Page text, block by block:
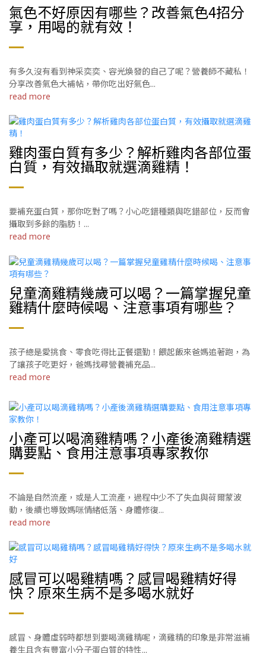
氣色不好原因有哪些？改善氣色4招分
享，用喝的就有效！
有多久沒有看到神采奕奕、容光煥發的自己了呢？營養師不藏私！
分享改善氣色大補帖，帶你吃出好氣色...
read more
雞肉蛋白質有多少？解析雞肉各部位蛋
白質，有效攝取就選滴雞精！
要補充蛋白質，那你吃對了嗎？小心吃錯種類與吃錯部位，反而會
攝取到多餘的脂肪！...
read more
兒童滴雞精幾歲可以喝？一篇掌握兒童
雞精什麼時候喝、注意事項有哪些？
孩子總是愛挑食、零食吃得比正餐還勤！餵起飯來爸媽追著跑，為
了讓孩子吃更好，爸媽找尋營養補充品...
read more
小產可以喝滴雞精嗎？小產後滴雞精選
購要點、食用注意事項專家教你
不論是自然流產，或是人工流產，過程中少不了失血與荷爾蒙波
動，後續也導致媽咪情緒低落、身體修復...
read more
感冒可以喝雞精嗎？感冒喝雞精好得
快？原來生病不是多喝水就好
感冒、身體虛弱時都想到要喝滴雞精呢，滴雞精的印象是非常滋補
養生且含有豐富小分子蛋白質的特性...